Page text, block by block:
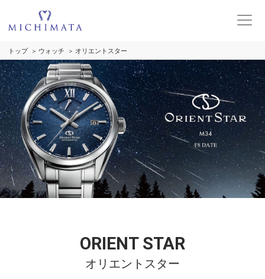
トップ ウォッチ オリエントスター
ORIENT STAR
オリエントスター